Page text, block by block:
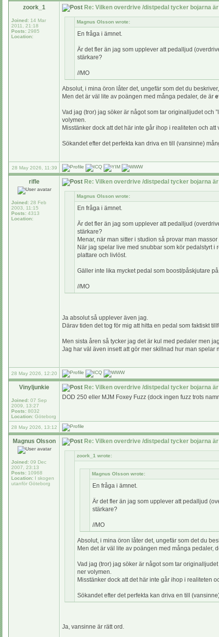
zoork_1
Joined: 14 Mar
2011, 21:18
Posts: 2985
Location:
Re: Vilken overdrive /distpedal tycker bojarna
Magnus Olsson wrote:
En fråga i ämnet.
Är det fler än jag som upplever att pedalljud
stärkare?
//MO
Absolut, i mina öron låter det, ungefär som det du
Men det är väl lite av poängen med många pedaler, de är
Vad jag (tror) jag söker är något som tar originalljudet och
volymen.
Misstänker dock att det här inte går ihop i realiteten och
Sökandet efter det perfekta kan driva en till (vansinne)
28 May 2026, 11:39
rifle
Joined: 28 Feb
2003, 11:15
Posts: 4313
Location:
Re: Vilken overdrive /distpedal tycker bojarna
Magnus Olsson wrote:
En fråga i ämnet.
Är det fler än jag som upplever att pedalljud
stärkare?
Menar, när man sitter i studion så provar man
När jag spelar live med snubbar som kör pedalstyrt
plattare och livlöst.
Gäller inte lika mycket pedal som boost/påskjutare
//MO
Ja absolut så upplever även jag.
Därav tiden det tog för mig att hitta en pedal som faktiskt
Men sista åren så tycker jag det är kul med pedaler men
Jag har väl även insett att gör mer skillnad hur man
28 May 2026, 12:20
Vinyljunkie
Joined: 07 Sep
2009, 13:27
Posts: 8032
Location: Göteborg
Re: Vilken overdrive /distpedal tycker bojarna
DOD 250 eller MJM Foxey Fuzz (dock ingen fuzz trots
28 May 2026, 13:12
Magnus Olsson
Joined: 09 Dec
2007, 23:13
Posts: 10968
Location: I skogen
utanför Göteborg
Re: Vilken overdrive /distpedal tycker bojarna
zoork_1 wrote:
Magnus Olsson wrote:
En fråga i ämnet.
Är det fler än jag som upplever att pedalljud
stärkare?
//MO
Absolut, i mina öron låter det, ungefär som det du
Men det är väl lite av poängen med många pedaler,
Vad jag (tror) jag söker är något som tar
ner volymen.
Misstänker dock att det här inte går ihop i realiteten
Sökandet efter det perfekta kan driva en till
Ja, vansinne är rätt ord.